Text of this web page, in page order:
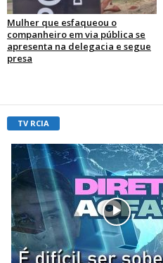
Mulher que esfaqueou o
companheiro em via pública se
apresenta na delegacia e segue
presa
TV RCIA